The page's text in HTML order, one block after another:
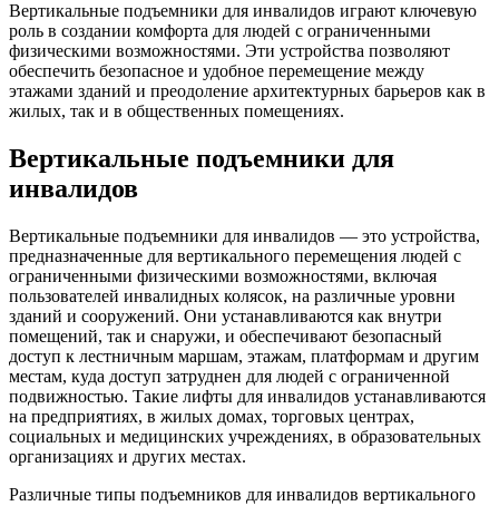
Вертикальные подъемники для инвалидов играют ключевую
роль в создании комфорта для людей с ограниченными
физическими возможностями. Эти устройства позволяют
обеспечить безопасное и удобное перемещение между
этажами зданий и преодоление архитектурных барьеров как в
жилых, так и в общественных помещениях.
Вертикальные подъемники для
инвалидов
Вертикальные подъемники для инвалидов — это устройства,
предназначенные для вертикального перемещения людей с
ограниченными физическими возможностями, включая
пользователей инвалидных колясок, на различные уровни
зданий и сооружений. Они устанавливаются как внутри
помещений, так и снаружи, и обеспечивают безопасный
доступ к лестничным маршам, этажам, платформам и другим
местам, куда доступ затруднен для людей с ограниченной
подвижностью. Такие лифты для инвалидов устанавливаются
на предприятиях, в жилых домах, торговых центрах,
социальных и медицинских учреждениях, в образовательных
организациях и других местах.
Различные типы подъемников для инвалидов вертикального